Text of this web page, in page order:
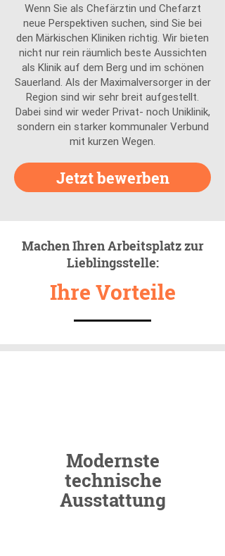
Wenn Sie als Chefärztin und Chefarzt
neue Perspektiven suchen, sind Sie bei
den Märkischen Kliniken richtig. Wir bieten
nicht nur rein räumlich beste Aussichten
als Klinik auf dem Berg und im schönen
Sauerland. Als der Maximalversorger in der
Region sind wir sehr breit aufgestellt.
Dabei sind wir weder Privat- noch Uniklinik,
sondern ein starker kommunaler Verbund
mit kurzen Wegen.
Jetzt bewerben
Machen Ihren Arbeitsplatz zur
Lieblingsstelle:
Ihre Vorteile
Modernste
technische
Ausstattung